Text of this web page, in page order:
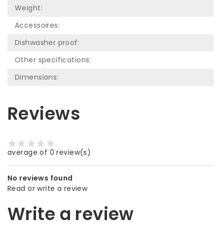
Weight:
Accessoires:
Dishwasher proof:
Other specifications:
Dimensions:
Reviews
average of 0 review(s)
No reviews found
Read or write a review
Write a review